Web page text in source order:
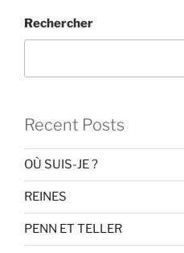
Rechercher
Recent Posts
OÙ SUIS-JE ?
REINES
PENN ET TELLER